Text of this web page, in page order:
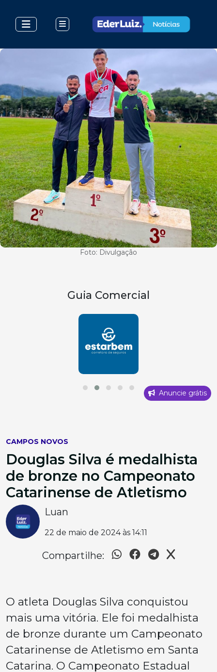
Foto: Divulgação
Guia Comercial
Anuncie grátis
CAMPOS NOVOS
Douglas Silva é medalhista
de bronze no Campeonato
Catarinense de Atletismo
Luan
22 de maio de 2024 às 14:11
Compartilhe:
O atleta Douglas Silva conquistou
mais uma vitória. Ele foi medalhista
de bronze durante um Campeonato
Catarinense de Atletismo em Santa
Catarina. O Campeonato Estadual